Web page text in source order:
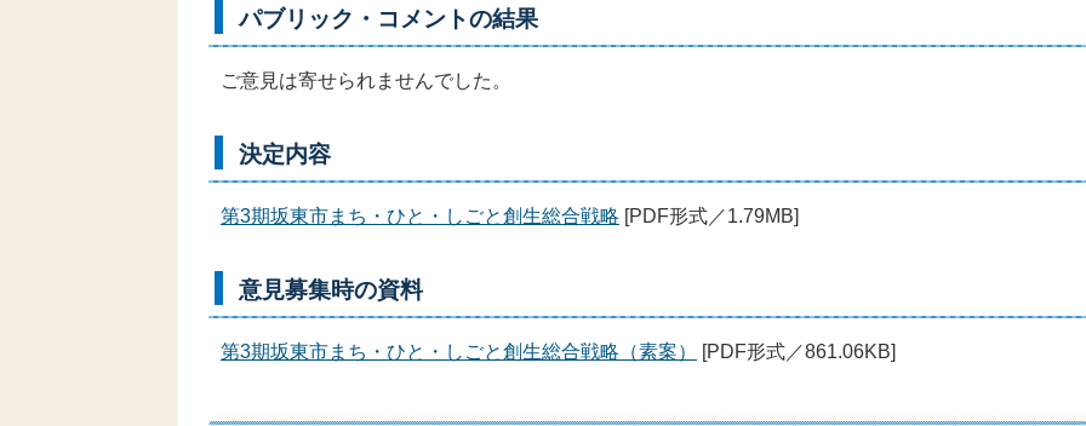
パブリック・コメントの結果
ご意見は寄せられませんでした。
決定内容
第3期坂東市まち・ひと・しごと創生総合戦略 [PDF形式／1.79MB]
意見募集時の資料
第3期坂東市まち・ひと・しごと創生総合戦略（素案） [PDF形式／861.06KB]